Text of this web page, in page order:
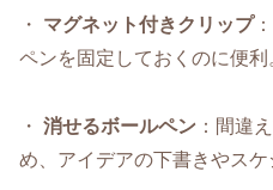
・ マグネット付きクリップ
ペンを固定しておくのに便利
・ 消せるボールペン ：間違
め、アイデアの下書きやスケ